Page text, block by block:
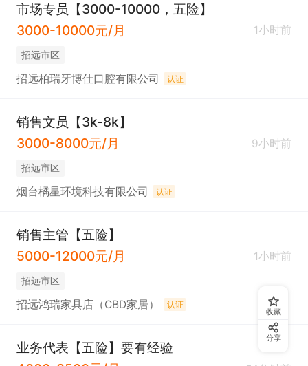
市场专员【3000-10000，五险】
3000-10000元/月
1小时前
招远市区
招远柏瑞牙博仕口腔有限公司 认证
销售文员【3k-8k】
3000-8000元/月
9小时前
招远市区
烟台橘星环境科技有限公司 认证
销售主管【五险】
5000-12000元/月
1小时前
招远市区
招远鸿瑞家具店（CBD家居） 认证
业务代表【五险】要有经验
收藏
分享